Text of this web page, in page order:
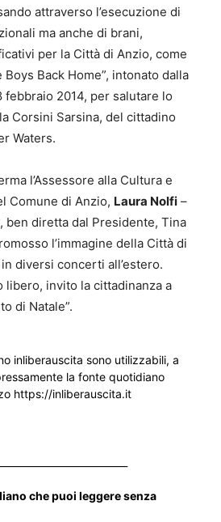
attraverso l’esecuzione di
ma anche di brani,
per la Città di Anzio, come
Boys Back Home”, intonato dalla
febbraio 2014, per salutare lo
Corsini Sarsina, del cittadino
Waters.
l’Assessore alla Cultura e
Comune di Anzio, Laura Nolfi –
ben diretta dal Presidente, Tina
l’immagine della Città di
diversi concerti all’estero.
libero, invito la cittadinanza a
di Natale”.
inliberauscita sono utilizzabili, a
la fonte quotidiano
https://inliberauscita.it
che puoi leggere senza